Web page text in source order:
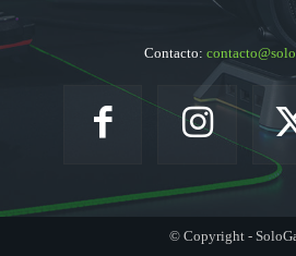
Contacto:
© Copyright -